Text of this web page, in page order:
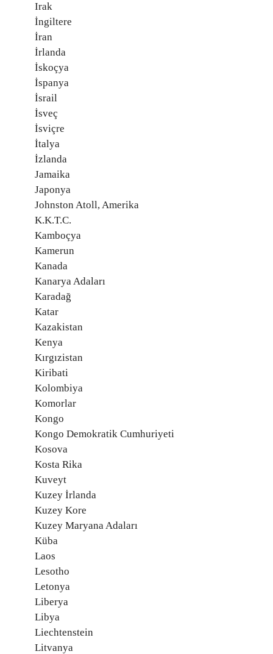
Irak
İngiltere
İran
İrlanda
İskoçya
İspanya
İsrail
İsveç
İsviçre
İtalya
İzlanda
Jamaika
Japonya
Johnston Atoll, Amerika
K.K.T.C.
Kamboçya
Kamerun
Kanada
Kanarya Adaları
Karadağ
Katar
Kazakistan
Kenya
Kırgızistan
Kiribati
Kolombiya
Komorlar
Kongo
Kongo Demokratik Cumhuriyeti
Kosova
Kosta Rika
Kuveyt
Kuzey İrlanda
Kuzey Kore
Kuzey Maryana Adaları
Küba
Laos
Lesotho
Letonya
Liberya
Libya
Liechtenstein
Litvanya